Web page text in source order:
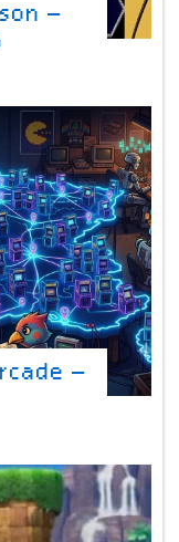
–
–